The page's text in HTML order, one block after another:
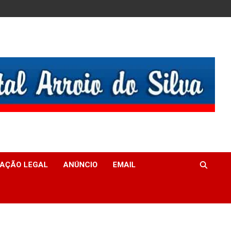
LEGAL ANÚNCIO EMAIL